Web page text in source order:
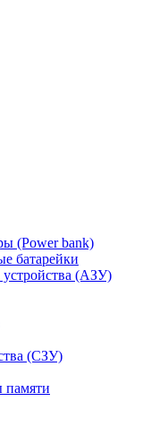
(Power bank)
батарейки
(АЗУ)
(СЗУ)
памяти